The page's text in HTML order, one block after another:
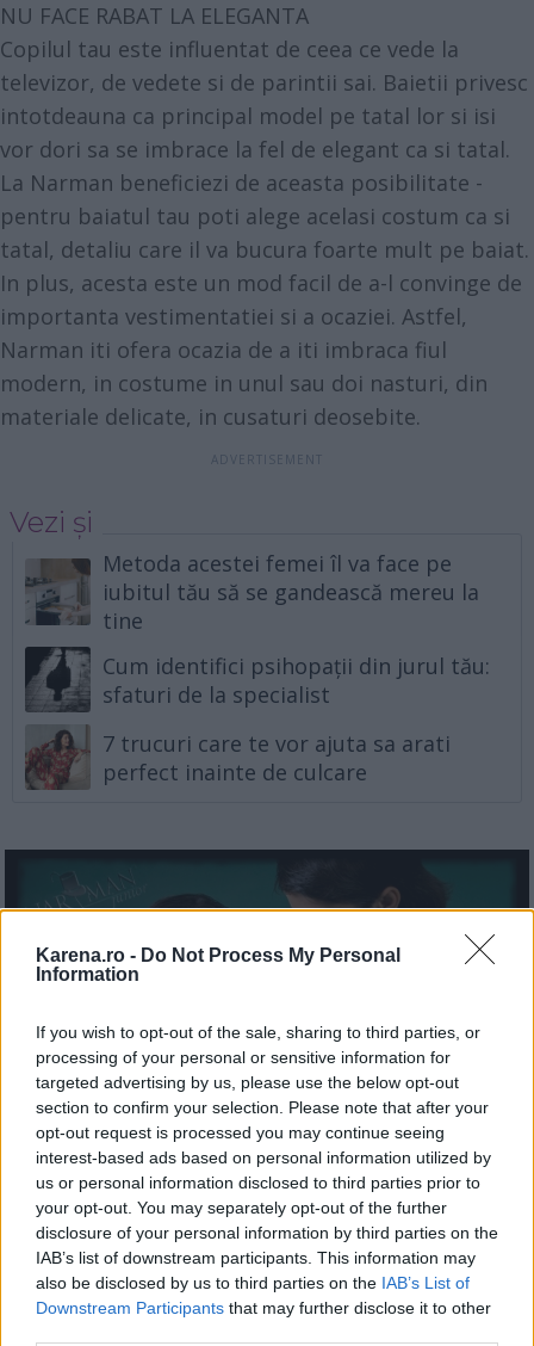
Karena.ro - Do Not Process My Personal
Information
If you wish to opt-out of the sale, sharing to third parties, or
processing of your personal or sensitive information for
targeted advertising by us, please use the below opt-out
section to confirm your selection. Please note that after your
opt-out request is processed you may continue seeing
interest-based ads based on personal information utilized by
us or personal information disclosed to third parties prior to
your opt-out. You may separately opt-out of the further
disclosure of your personal information by third parties on the
IAB’s list of downstream participants. This information may
also be disclosed by us to third parties on the IAB’s List of
Downstream Participants that may further disclose it to other
NU FACE RABAT LA ELEGANTA
Copilul tau este influentat de ceea ce vede la
televizor, de vedete si de parintii sai. Baietii privesc
intotdeauna ca principal model pe tatal lor si isi
vor dori sa se imbrace la fel de elegant ca si tatal.
La Narman beneficiezi de aceasta posibilitate -
pentru baiatul tau poti alege acelasi costum ca si
tatal, detaliu care il va bucura foarte mult pe baiat.
In plus, acesta este un mod facil de a-l convinge de
importanta vestimentatiei si a ocaziei. Astfel,
Narman iti ofera ocazia de a iti imbraca fiul
modern, in costume in unul sau doi nasturi, din
materiale delicate, in cusaturi deosebite.
Vezi și
Metoda acestei femei îl va face pe
iubitul tău să se gandească mereu la
tine
Cum identifici psihopații din jurul tău:
sfaturi de la specialist
7 trucuri care te vor ajuta sa arati
perfect inainte de culcare
ACORDA ATENTIE DETALIILOR
Poate ca fiul tau nu va observa detaliile, insa
parintii se vor simti foarte mandri daca baiatul va fi
imbracat intr-o vestimentatie completa. Astfel,